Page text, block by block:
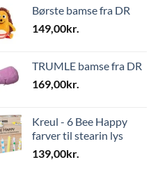
Børste bamse fra DR
149,00kr.
TRUMLE bamse fra DR
169,00kr.
Kreul - 6 Bee Happy
farver til stearin lys
139,00kr.